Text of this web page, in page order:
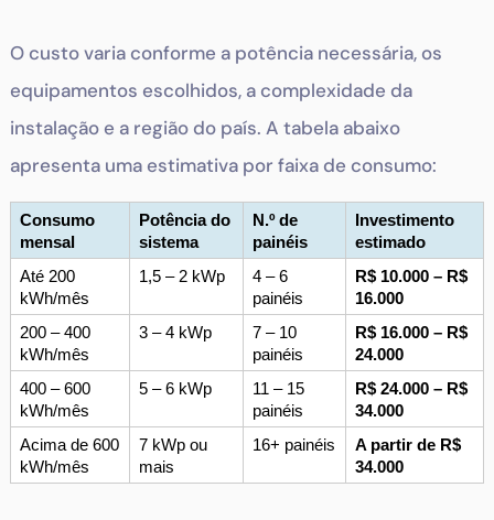
O custo varia conforme a potência necessária, os
equipamentos escolhidos, a complexidade da
instalação e a região do país. A tabela abaixo
apresenta uma estimativa por faixa de consumo:
Consumo
mensal
Potência do
sistema
N.º de
painéis
Investimento
estimado
Até 200
kWh/mês
1,5 – 2 kWp
4 – 6
painéis
R$ 10.000 – R$
16.000
200 – 400
kWh/mês
3 – 4 kWp
7 – 10
painéis
R$ 16.000 – R$
24.000
400 – 600
kWh/mês
5 – 6 kWp
11 – 15
painéis
R$ 24.000 – R$
34.000
Acima de 600
kWh/mês
7 kWp ou
mais
16+ painéis
A partir de R$
34.000